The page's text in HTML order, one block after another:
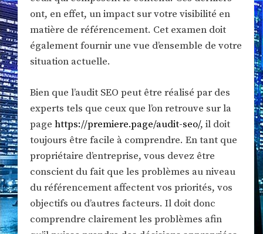
ont, en effet, un impact sur votre visibilité en
matière de référencement. Cet examen doit
également fournir une vue d’ensemble de votre
situation actuelle.
Bien que l’audit SEO peut être réalisé par des
experts tels que ceux que l’on retrouve sur la
page https://premiere.page/audit-seo/, il doit
toujours être facile à comprendre. En tant que
propriétaire d’entreprise, vous devez être
conscient du fait que les problèmes au niveau
du référencement affectent vos priorités, vos
objectifs ou d’autres facteurs. Il doit donc
comprendre clairement les problèmes afin